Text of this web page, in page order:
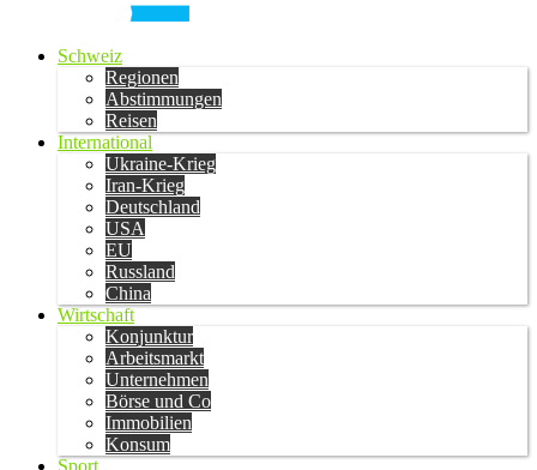
Schweiz
Regionen
Abstimmungen
Reisen
International
Ukraine-Krieg
Iran-Krieg
Deutschland
USA
EU
Russland
China
Wirtschaft
Konjunktur
Arbeitsmarkt
Unternehmen
Börse und Co
Immobilien
Konsum
Sport